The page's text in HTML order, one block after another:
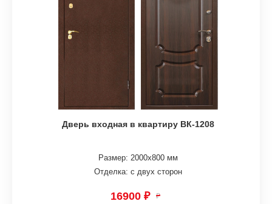
Дверь входная в квартиру ВК-1208
Размер: 2000х800 мм
Отделка: с двух сторон
16900 ₽ ₽